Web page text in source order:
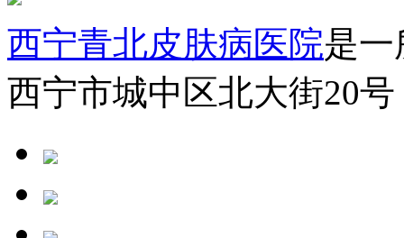
西宁青北皮肤病医院是
西宁市城中区北大街20